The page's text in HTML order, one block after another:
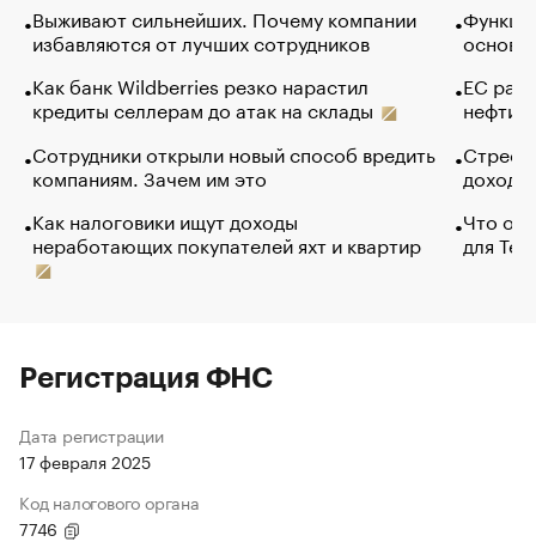
Выживают сильнейших. Почему компании
избавляются от лучших сотрудников
Как банк Wildberries резко нарастил
кредиты селлерам до атак на склады
Сотрудники открыли новый способ вредить
компаниям. Зачем им это
Как налоговики ищут доходы
неработающих покупателей яхт и квартир
основ
ЕС
нефти
Что
для
Регистрация ФНС
Дата регистрации
17 февраля 2025
Код налогового органа
7746